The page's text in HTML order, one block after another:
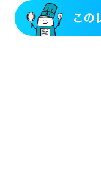
味の感じ方が変わった
妊婦健診・体重増加
妊婦健診・血圧が気に